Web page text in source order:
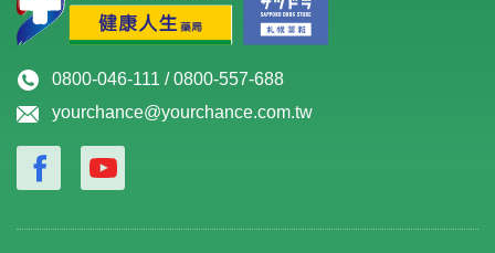
0800-046-111 / 0800-557-688
yourchance@yourchance.com.tw